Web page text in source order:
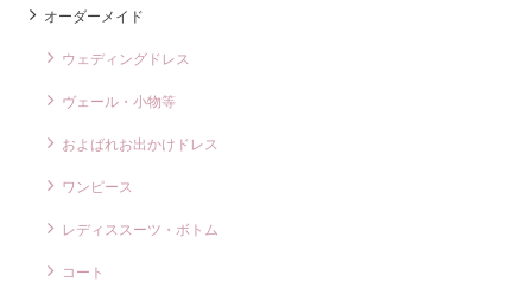
オーダーメイド
ウェディングドレス
ヴェール・小物等
およばれお出かけドレス
ワンピース
レディススーツ・ボトム
コート